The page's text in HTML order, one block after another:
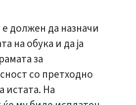
должен да назначи
на обука и да ја
за
со претходно
истата. На